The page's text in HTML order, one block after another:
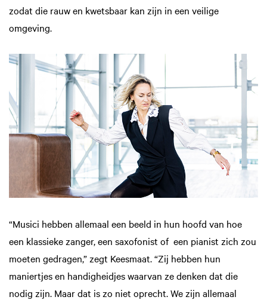
zodat die rauw en kwetsbaar kan zijn in een veilige
omgeving.
“Musici hebben allemaal een beeld in hun hoofd van hoe
een klassieke zanger, een saxofonist of een pianist zich zou
moeten gedragen,” zegt Keesmaat. “Zij hebben hun
maniertjes en handigheidjes waarvan ze denken dat die
nodig zijn. Maar dat is zo niet oprecht. We zijn allemaal